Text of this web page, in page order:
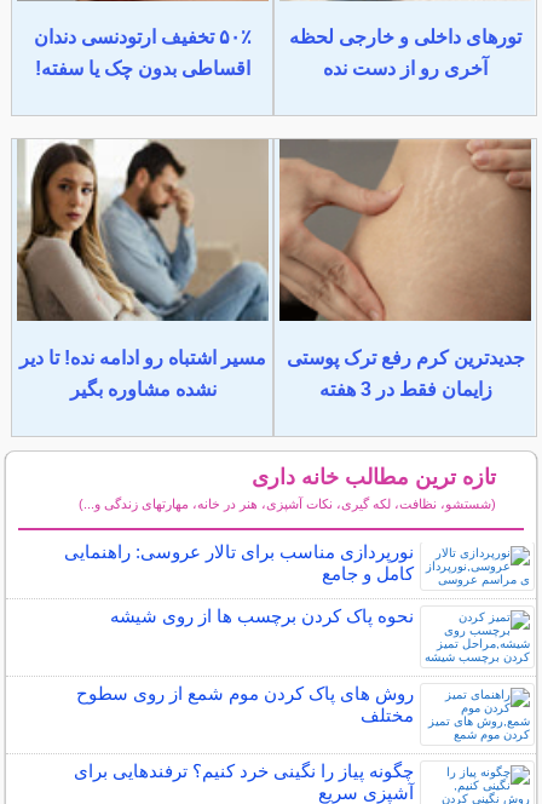
تورهای داخلی و خارجی لحظه
آخری رو از دست نده
۵۰٪ تخفیف ارتودنسی دندان
اقساطی بدون چک یا سفته!
جدیدترین کرم رفع ترک پوستی
زایمان فقط در 3 هفته
مسیر اشتباه رو ادامه نده! تا دیر
نشده مشاوره بگیر
تازه ترین مطالب خانه داری
(شستشو، نظافت، لکه گیری، نکات آشپزی، هنر در خانه، مهارتهای زندگی و...)
نورپردازی مناسب برای تالار عروسی: راهنمایی
کامل و جامع
نحوه پاک کردن برچسب ها از روی شیشه
روش های پاک کردن موم شمع از روی سطوح
مختلف
چگونه پیاز را نگینی خرد کنیم؟ ترفندهایی برای
آشپزی سریع